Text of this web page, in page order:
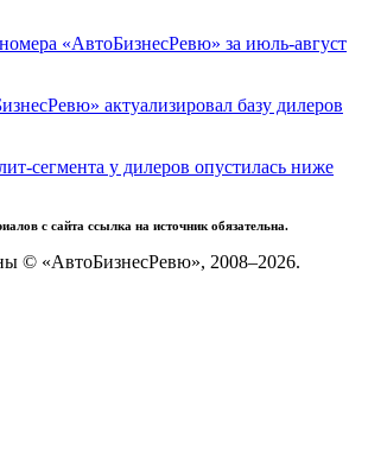
«АвтоБизнесРевю» за июль-август
актуализировал базу дилеров
сегмента у дилеров опустилась ниже
с сайта ссылка на источник обязательна.
© «АвтоБизнесРевю», 2008–2026.